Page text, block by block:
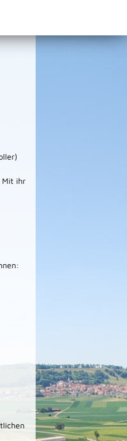
Mit ihr